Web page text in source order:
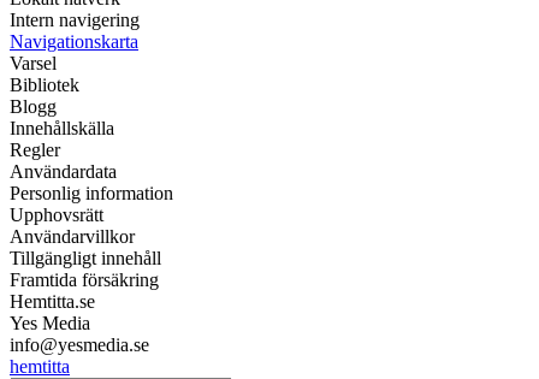
Intern navigering
Navigationskarta
Varsel
Bibliotek
Blogg
Innehållskälla
Regler
Användardata
Personlig information
Upphovsrätt
Användarvillkor
Tillgängligt innehåll
Framtida försäkring
Hemtitta.se
Yes Media
info@yesmedia.se
hemtitta